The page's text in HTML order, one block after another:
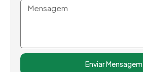
Mensagem
Enviar Mensagem